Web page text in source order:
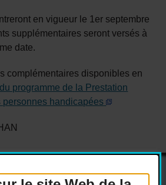
en vigueur le 1er septembre
supplémentaires seront versés à
date.
complémentaires disponibles en
programme de la Prestation
handicapées